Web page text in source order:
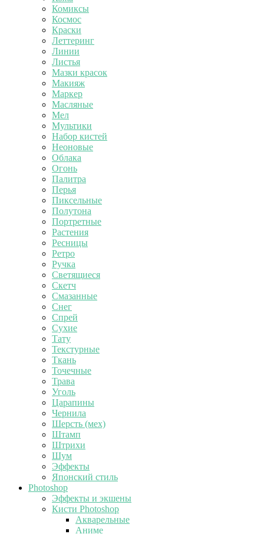
Комиксы
Космос
Краски
Леттеринг
Линии
Листья
Мазки красок
Макияж
Маркер
Масляные
Мел
Мультики
Набор кистей
Неоновые
Облака
Огонь
Палитра
Перья
Пиксельные
Полутона
Портретные
Растения
Ресницы
Ретро
Ручка
Светящиеся
Скетч
Смазанные
Снег
Спрей
Сухие
Тату
Текстурные
Ткань
Точечные
Трава
Уголь
Царапины
Чернила
Шерсть (мех)
Штамп
Штрихи
Шум
Эффекты
Японский стиль
Photoshop
Эффекты и экшены
Кисти Photoshop
Акварельные
Аниме